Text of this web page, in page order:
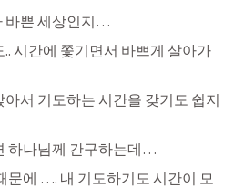
바쁜 세상인지…
시간에 쫓기면서 바쁘게 살아가
서 기도하는 시간을 갖기도 쉽지
하나님께 간구하는데…
문에 …. 내 기도하기도 시간이 모